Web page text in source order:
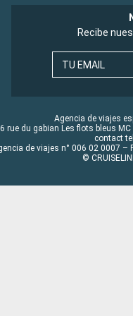
Recibe
TU EMAIL
Agencia de viajes
rue du gabian Les flots bleus
contact
de viajes n° 006 02 0007
©